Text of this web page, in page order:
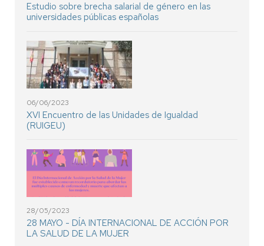
Estudio sobre brecha salarial de género en las
universidades públicas españolas
06/06/2023
XVI Encuentro de las Unidades de Igualdad
(RUIGEU)
28/05/2023
28 MAYO - DÍA INTERNACIONAL DE ACCIÓN POR
LA SALUD DE LA MUJER